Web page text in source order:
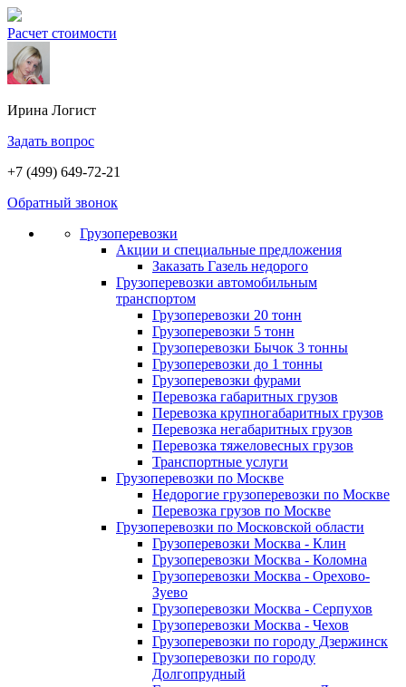
Расчет стоимости
Ирина Логист
Задать вопрос
+7 (499) 649-72-21
Обратный звонок
Грузоперевозки
Акции и специальные предложения
Заказать Газель недорого
Грузоперевозки автомобильным
транспортом
Грузоперевозки 20 тонн
Грузоперевозки 5 тонн
Грузоперевозки Бычок 3 тонны
Грузоперевозки до 1 тонны
Грузоперевозки фурами
Перевозка габаритных грузов
Перевозка крупногабаритных грузов
Перевозка негабаритных грузов
Перевозка тяжеловесных грузов
Транспортные услуги
Грузоперевозки по Москве
Недорогие грузоперевозки по Москве
Перевозка грузов по Москве
Грузоперевозки по Московской области
Грузоперевозки Москва - Клин
Грузоперевозки Москва - Коломна
Грузоперевозки Москва - Орехово-
Зуево
Грузоперевозки Москва - Серпухов
Грузоперевозки Москва - Чехов
Грузоперевозки по городу Дзержинск
Грузоперевозки по городу
Долгопрудный